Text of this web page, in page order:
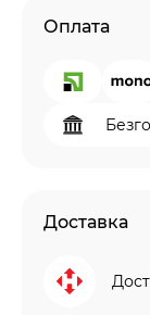
Оплата
Доставка